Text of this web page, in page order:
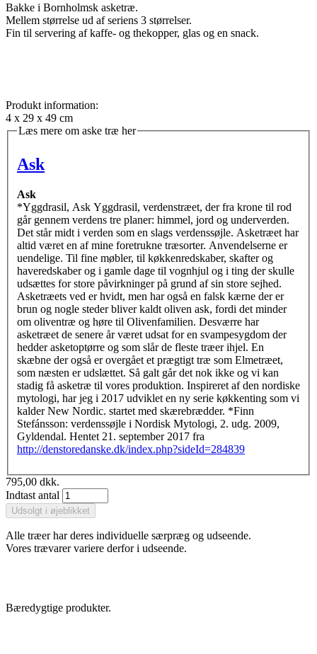
Bakke i Bornholmsk asketræ.
Mellem størrelse ud af seriens 3 størrelser.
Fin til servering af kaffe- og thekopper, glas og en snack.
Produkt information:
4 x 29 x 49 cm
Læs mere om aske træ her
Ask
Ask
*Yggdrasil, Ask Yggdrasil, verdenstræet, der fra krone til rod
går gennem verdens tre planer: himmel, jord og underverden.
Det står midt i verden som en slags verdenssøjle. Asketræet har
altid været en af mine foretrukne træsorter. Anvendelserne er
uendelige. Til fine møbler, til køkkenredskaber, skafter og
haveredskaber og i gamle dage til vognhjul og i ting der skulle
udsættes for store påvirkninger på grund af sin store sejhed.
Asketræets ved er hvidt, men har også en falsk kærne der er
brun og nogle steder bliver kaldt oliven ask, fordi det minder
om oliventræ og høre til Olivenfamilien. Desværre har
asketræet de senere år været udsat for en svampesygdom der
hedder asketoptørre og som slår de fleste træer ihjel. En
skæbne der også er overgået et prægtigt træ som Elmetræet,
som næsten er udslættet. Så galt går det nok ikke og vi kan
stadig få asketræ til vores produktion. Inspireret af den nordiske
mytologi, har jeg i 2017 udviklet en ny serie køkkenting som vi
kalder New Nordic. startet med skærebrædder. *Finn
Stefánsson: verdenssøjle i Nordisk Mytologi, 2. udg. 2009,
Gyldendal. Hentet 21. september 2017 fra
http://denstoredanske.dk/index.php?sideId=284839
795,00 dkk.
Indtast antal
Alle træer har deres individuelle særpræg og udseende.
Vores trævarer variere derfor i udseende.
Bæredygtige produkter.